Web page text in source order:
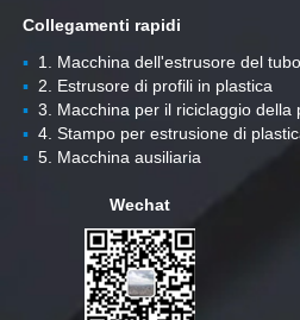
Collegamenti rapidi
▪1. Macchina dell'estrusore del
▪2. Estrusore di profili in plastica
▪3. Macchina per il riciclaggio della
▪4. Stampo per estrusione di
▪5. Macchina ausiliaria
Wechat